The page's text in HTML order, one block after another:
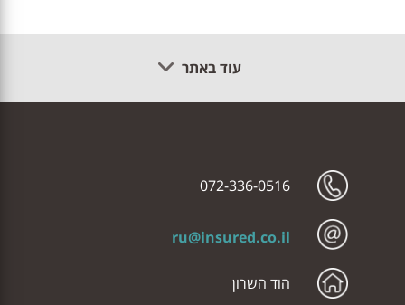
עוד באתר
072-336-0516
ru@insured.co.il
הוד השרון